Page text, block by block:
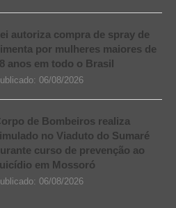
autoriza compra de spray de
por mulheres maiores de
anos em todo o Brasil
06/08/2026
de Bombeiros realiza
no Viaduto do Sumaré
curso de prevenção ao
em Mossoró
06/08/2026